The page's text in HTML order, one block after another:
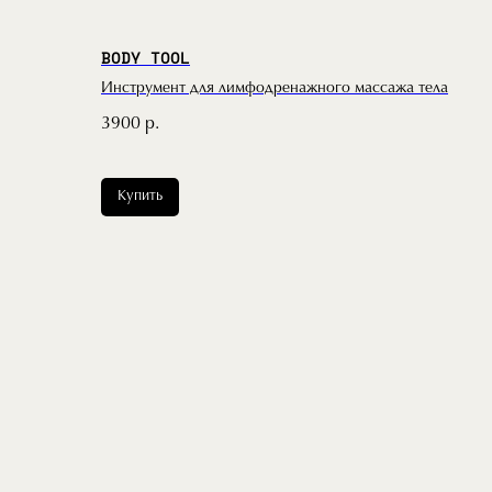
BODY TOOL
Инструмент для лимфодренажного массажа тела
3900 р.
Купить